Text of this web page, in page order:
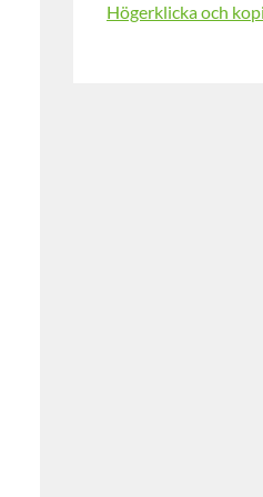
Högerklicka och